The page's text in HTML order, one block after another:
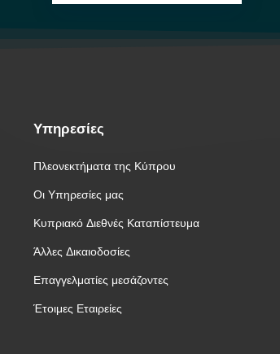
Υπηρεσίες
Πλεονεκτήματα της Κύπρου
Οι Υπηρεσίες μας
Κυπριακό Διεθνές Καταπίστευμα
Άλλες Δικαιοδοσίες
Επαγγελματίες μεσάζοντες
Έτοιμες Εταιρείες